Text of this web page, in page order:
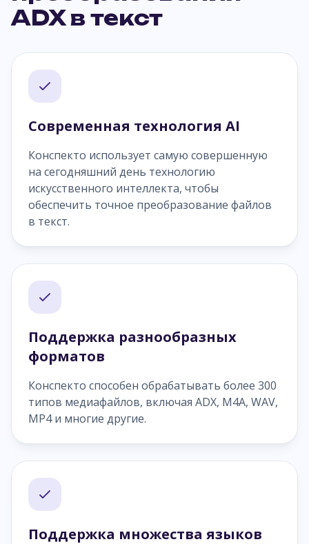
ADX в текст
Современная технология AI
Конспекто использует самую совершенную
на сегодняшний день технологию
искусственного интеллекта, чтобы
обеспечить точное преобразование файлов
в текст.
Поддержка разнообразных
форматов
Конспекто способен обрабатывать более 300
типов медиафайлов, включая ADX, M4A, WAV,
MP4 и многие другие.
Поддержка множества языков